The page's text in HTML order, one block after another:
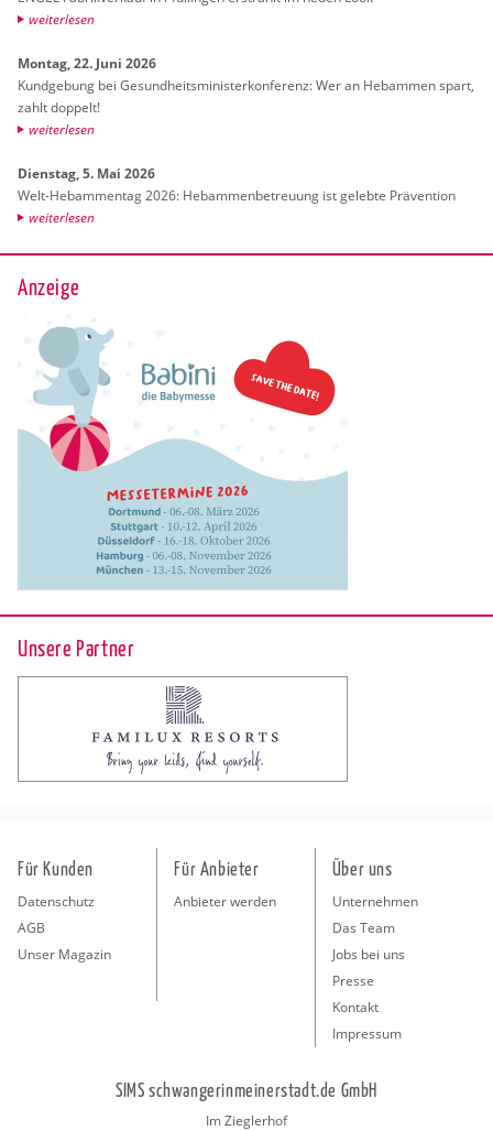
wei­ter­le­sen
Mon­tag, 22. Juni 2026
Kund­ge­bung bei Ge­sund­heits­mi­nis­ter­kon­fe­renz: Wer an Heb­am­men spart,
zahlt dop­pelt!
wei­ter­le­sen
Diens­tag, 5. Mai 2026
Welt-Heb­am­men­tag 2026: Heb­am­men­be­treu­ung ist ge­leb­te Prä­ven­ti­on
wei­ter­le­sen
Anzeige
Unsere Partner
Für Kunden
Datenschutz
AGB
Unser Magazin
Für Anbieter
Anbieter werden
Über uns
Unternehmen
Das Team
Jobs bei uns
Presse
Kontakt
Impressum
SIMS schwangerinmeinerstadt.de GmbH
Im Zieglerhof